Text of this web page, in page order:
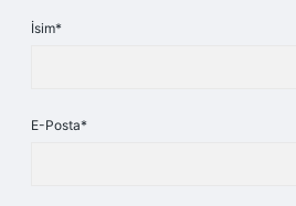
İsim*
E-Posta*